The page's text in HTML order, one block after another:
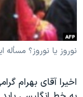
فرهنگ و زندگی
حقوق شهروندی
اقتصادی
اسرائیل در جنگ
مستندها
انتخابات ریاست جمهوری
حمله جمهوری اسلامی
ورزش زنان در ایران
دنبال کنید
زبانهای مختلف
نوروز یا نوروز؟ مسأله
اخیرا آقای بهرام